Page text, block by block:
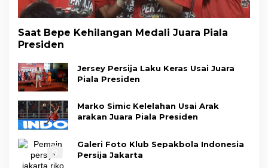
Saat Bepe Kehilangan Medali Juara Piala
Presiden
Jersey Persija Laku Keras Usai Juara
Piala Presiden
Marko Simic Kelelahan Usai Arak
arakan Juara Piala Presiden
Galeri Foto Klub Sepakbola Indonesia
Persija Jakarta